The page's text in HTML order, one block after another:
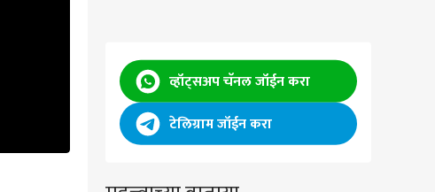
व्हॉट्सअप चॅनल जॉईन करा
टेलिग्राम जॉईन करा